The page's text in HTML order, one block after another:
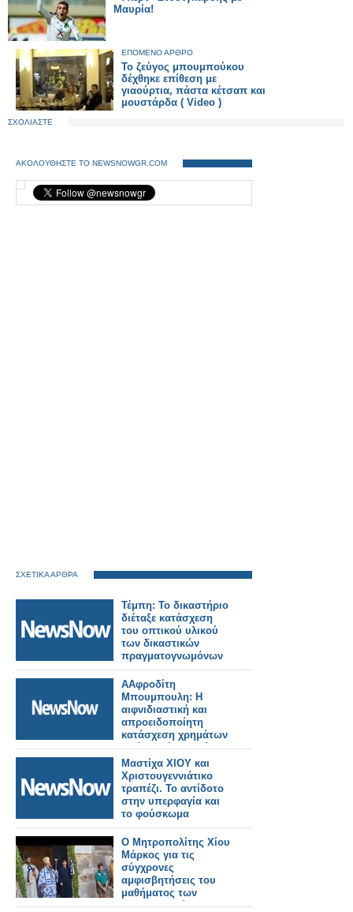
Μαυρία!
ΕΠΟΜΕΝΟ ΑΡΘΡΟ
Το ζεύγος μπουμπούκου
δέχθηκε επίθεση με
γιαούρτια, πάστα κέτσαπ και
μουστάρδα ( Video )
ΣΧΟΛΙΑΣΤΕ
ΑΚΟΛΟΥΘΗΣΤΕ ΤΟ NEWSNOWGR.COM
ΣΧΕΤΙΚΑ ΑΡΘΡΑ
Τέμπη: Το δικαστήριο
διέταξε κατάσχεση
του οπτικού υλικού
των δικαστικών
πραγματογνωμόνων
AΑφροδίτη
Mπουμπουλη: Η
αιφνιδιαστική και
απροειδοποίητη
κατάσχεση χρημάτων
από το δήμο Ακτίου
Βόνιτσας και
ειδικότερα της
Δημοτικής Ενότητας
Μεδεώνος θίγει την
αξιοπρέπεια και την
οικονομική
σταθερότητα των
νοικοκυριών
Μαστίχα ΧΙΟΥ και
Χριστουγεννιάτικο
τραπέζι. Το αντίδοτο
στην υπερφαγία και
το φούσκωμα
Ο Μητροπολίτης Χίου
Μάρκος για τις
σύγχρονες
αμφισβητήσεις του
μαθήματος των
Θρησκευτικών